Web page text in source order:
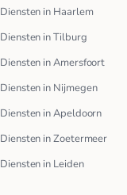
Diensten in Haarlem
Diensten in Tilburg
Diensten in Amersfoort
Diensten in Nijmegen
Diensten in Apeldoorn
Diensten in Zoetermeer
Diensten in Leiden